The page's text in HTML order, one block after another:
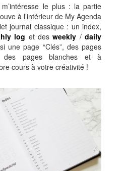
le plus : la partie
à l’intérieur de My Agenda
journal classique : un index,
log et desweekly /daily
une page “Clés”, des pages
pages blanches et à
cours à votre créativité !